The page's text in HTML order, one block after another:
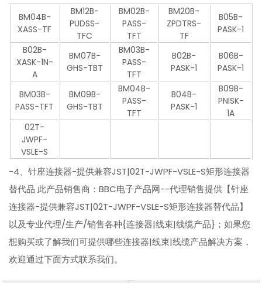
BM04B-
XASS-TF
BM12B-
PUDSS-
TFC
BM02B-
PASS-
TFT
BM20B-
ZPDTRS-
TF
B05B-
PASK-1
B02B-
XASK-1N-
A
BM07B-
GHS-TBT
BM03B-
PASS-
TFT
B02B-
PASK-1
B06B-
PASK-1
BM03B-
PASS-TFT
BM09B-
GHS-TBT
BM04B-
PASS-
TFT
B04B-
PASK-1
B09B-
PNISK-
1A
02T-
JWPF-
VSLE-S
-4、针座连接器-提供兼容JST|02T-JWPF-VSLE-S矩形连接器
替代品 此产品销售商：BBC电子产品网--代理销售提供【针座
连接器-提供兼容JST|02T-JWPF-VSLE-S矩形连接器替代品】
以及专业代理/生产/销售各种{连接器|线束|线缆产品}；如果您
想购买或了解我们可提供哪些连接器|线束|线缆产品解决方案，
欢迎通过下面方式联系我们。